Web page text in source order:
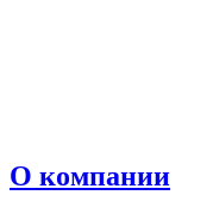
О компании